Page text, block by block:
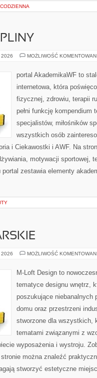
2026 MOŻLIWOŚĆ
portal AkademikaWF to
internetowa, która
fizycznej, zdrowiu, terapii
pełni funkcję kompendium
specjalistów, miłośników
wszystkich osób
i Ciekawostki i AWF. Na
motywacji sportowej,
zestawia elementy
2026 MOŻLIWOŚĆ
M-Loft Design to
tematyce designu wnętrz,
poszukujące niebanalnych
domu oraz przestrzeni
stworzone dla wszystkich,
tematami związanymi z
wyposażenia i wystroju.
można znaleźć
stworzyć estetyczne